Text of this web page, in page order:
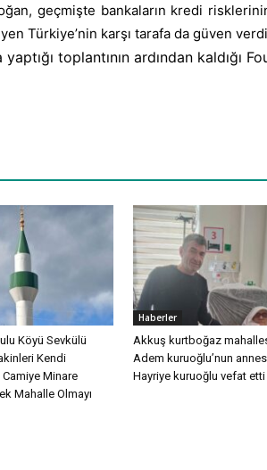
geçmişte bankaların kredi
Türkiye’nin karşı tarafa da güven
toplantının ardından kaldığı
Köyü Sevkülü
Kendi
Camiye Minare
Mahalle Olmayı
Haberler
Akkuş kurtboğaz
Adem kuruoğlu’nun
Hayriye kuruoğlu vefat etti